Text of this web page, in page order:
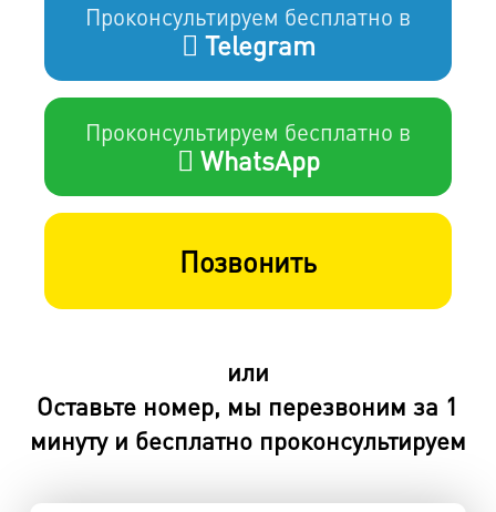
Проконсультируем бесплатно в
Telegram
Проконсультируем бесплатно в
WhatsApp
Позвонить
или
Оставьте номер, мы перезвоним за 1
минуту и бесплатно проконсультируем